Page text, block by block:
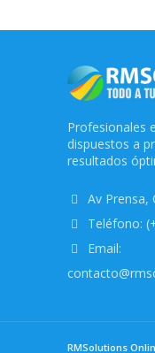
Profesionales
dispuestos a
resultados
Av Prensa,
Teléfono:
Email:
RMSolutions